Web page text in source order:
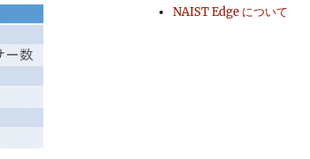
NAIST Edge について